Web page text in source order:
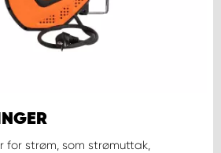
for strøm, som strømuttak,